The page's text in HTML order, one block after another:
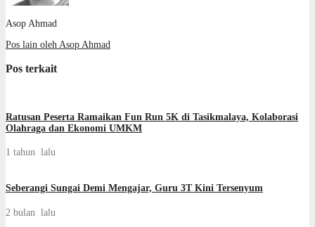
Asop Ahmad
Pos lain oleh Asop Ahmad
Pos terkait
Ratusan Peserta Ramaikan Fun Run 5K di Tasikmalaya, Kolaborasi
Olahraga dan Ekonomi UMKM
1 tahun lalu
Seberangi Sungai Demi Mengajar, Guru 3T Kini Tersenyum
2 bulan lalu